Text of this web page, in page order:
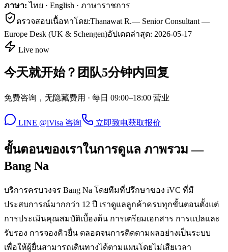
ภาษา: ไทย · English · ภาษาราชการ
ตรวจสอบเนื้อหาโดย:Thanawat R.— Senior Consultant —
Europe Desk (UK & Schengen)อัปเดตล่าสุด: 2026-05-17
Live now
今天就开始？团队5分钟内回复
免费咨询，无隐藏费用 · 每日 09:00–18:00 营业
LINE @iVisa 咨询 立即致电获取报价
ขั้นตอนของเราในการดูแล ภาพรวม —
Bang Na
บริการครบวงจร Bang Na โดยทีมที่ปรึกษาของ iVC ที่มี
ประสบการณ์มากกว่า 12 ปี เราดูแลลูกค้าครบทุกขั้นตอนตั้งแต่
การประเมินคุณสมบัติเบื้องต้น การเตรียมเอกสาร การแปลและ
รับรอง การจองคิวยื่น ตลอดจนการติดตามผลอย่างเป็นระบบ
เพื่อให้ผู้ยื่นสามารถเดินทางได้ตามแผนโดยไม่เสียเวลา